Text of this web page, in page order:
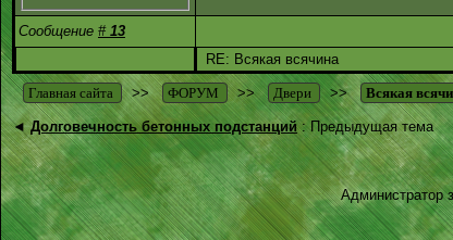
Сообщение # 13
RE: Всякая всячина
Главная сайта >> ФОРУМ >> Двери >> Всякая
◄Долговечность бетонных подстанций: Предыдущая тема
Администратор